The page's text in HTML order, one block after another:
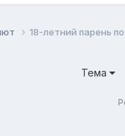
18-летний парень
Тема